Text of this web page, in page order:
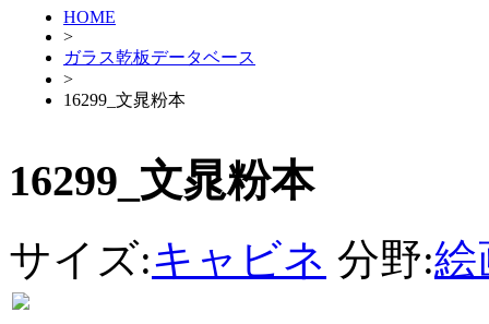
HOME
>
ガラス乾板データベース
>
16299_文晁粉本
16299_文晁粉本
サイズ:キャビネ 分野:絵